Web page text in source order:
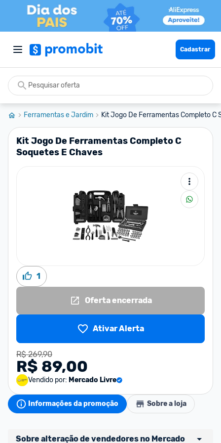
Cadastrar
Ferramentas e Jardim Kit Jogo De Ferramentas Completo C
Kit Jogo De Ferramentas Completo C
Soquetes E Chaves
1
Oferta encerrada
Ativar Alerta
R$ 269,90
R$ 89,00
Vendido por: Mercado Livre
Informações da promoção Sobre a loja
Sobre alteração de vendedores no Mercado